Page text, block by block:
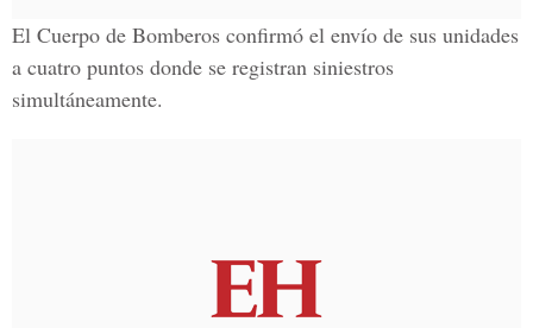
El Cuerpo de Bomberos confirmó el envío de sus unidades
a cuatro puntos donde se registran siniestros
simultáneamente.